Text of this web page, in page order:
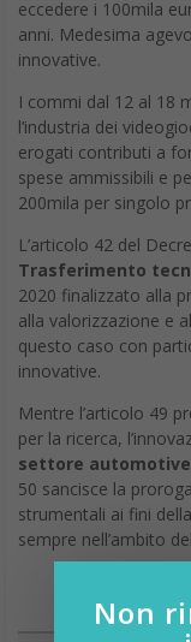
eccedere i 100mila
anni. Medesima
innovative.
I commi dal 12 al 18
l’industria dei
erogati contributi a
spese ammissibili e
200mila per singolo
L’articolo 42 del
Trasferimento
2020 finalizzato alla
alla valorizzazione e
questo caso con
innovative.
Mentre l’articolo 49
per la ricerca,
settore automotive
50 sancisce la
strumentali ai fini
sempre nell’ambito
Non